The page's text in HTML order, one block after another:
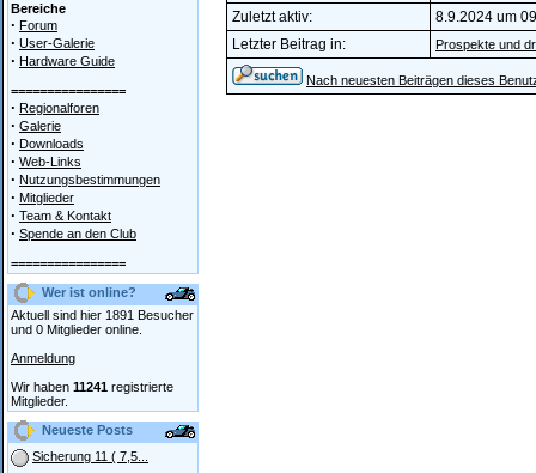
Bereiche
· Forum
· User-Galerie
· Hardware Guide
================
· Regionalforen
· Galerie
· Downloads
· Web-Links
· Nutzungsbestimmungen
· Mitglieder
· Team & Kontakt
· Spende an den Club
================
Wer ist online?
Aktuell sind hier 1891 Besucher
und 0 Mitglieder online.
Anmeldung
Wir haben 11241 registrierte
Mitglieder.
Neueste Posts
Sicherung 11 ( 7,5...
Zuletzt aktiv:
8.9.2024 um
Letzter Beitrag in:
Prospekte und
Nach neuesten Beiträgen dieses